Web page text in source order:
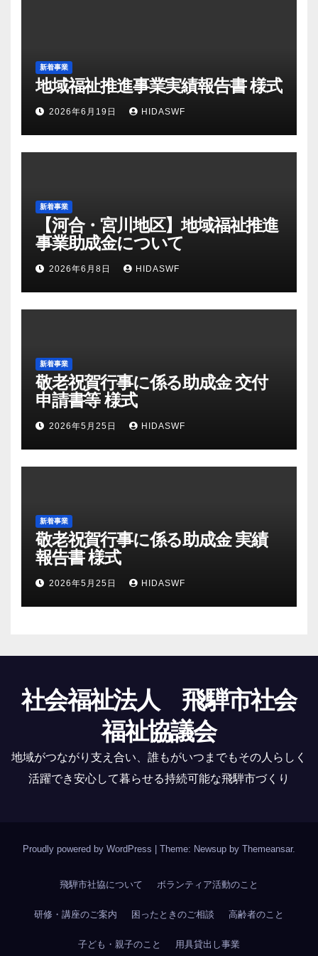
新着事業
地域福祉推進事業実績報告書 様式
2026年6月19日 HIDASWF
新着事業
【河合・宮川地区】地域福祉推進
事業助成金について
2026年6月8日 HIDASWF
新着事業
敬老祝賀行事に係る助成金 交付
申請書等 様式
2026年5月25日 HIDASWF
新着事業
敬老祝賀行事に係る助成金 実績
報告書 様式
2026年5月25日 HIDASWF
社会福祉法人 飛騨市社会
福祉協議会
地域がつながり支え合い、誰もがいつまでもその人らしく
活躍でき安心して暮らせる持続可能な飛騨市づくり
Proudly powered by WordPress Theme: Newsup by Themeansar.
飛騨市社協について ボランティア活動のこと
研修・講座のご案内 困ったときのご相談 高齢者のこと
子ども・親子のこと 用具貸出し事業